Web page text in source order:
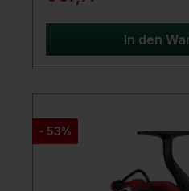
effizientes Angelerlebnis
Matchman Spinnrolle ist
Einsteiger und erfahrene
sind Sie bestens gerüstet,
den Daiwa Spinnrollen -.
Aluminiumspule.Produktdetails:
3 Kugellager Digidear II Getriebe Infinite Anti-
Reverse Rücklaufsperre UTD Bremssystem Cross
Wrap Schnurverlegung ABS Aluminiumspule Twist
Buster II Schnurlaufröllchen
In den
- 53%